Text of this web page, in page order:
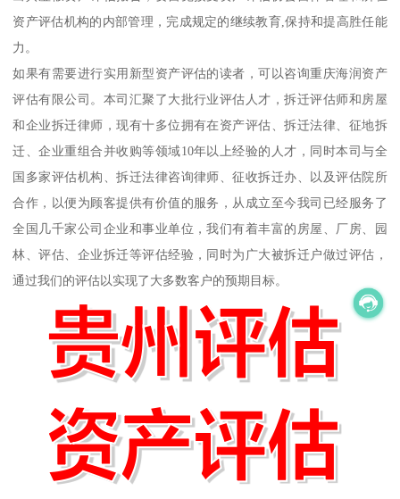
资产评估机构的内部管理，完成规定的继续教育,保持和提高胜任能
力。
如果有需要进行实用新型资产评估的读者，可以咨询重庆海润资产
评估有限公司。本司汇聚了大批行业评估人才，拆迁评估师和房屋
和企业拆迁律师，现有十多位拥有在资产评估、拆迁法律、征地拆
迁、企业重组合并收购等领域10年以上经验的人才，同时本司与全
国多家评估机构、拆迁法律咨询律师、征收拆迁办、以及评估院所
合作，以便为顾客提供有价值的服务，从成立至今我司已经服务了
全国几千家公司企业和事业单位，我们有着丰富的房屋、厂房、园
林、评估、企业拆迁等评估经验，同时为广大被拆迁户做过评估，
通过我们的评估以实现了大多数客户的预期目标。